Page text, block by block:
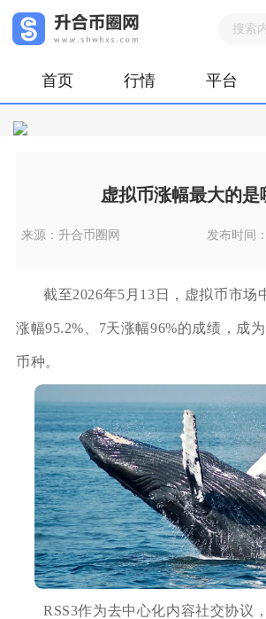
首页 行情 平台
虚拟币涨幅最大的是
来源：升合币圈网 发布时间
截至2026年5月13日，虚拟币市场
涨幅95.2%、7天涨幅96%的成绩，成
币种。
RSS3作为去中心化内容社交协议